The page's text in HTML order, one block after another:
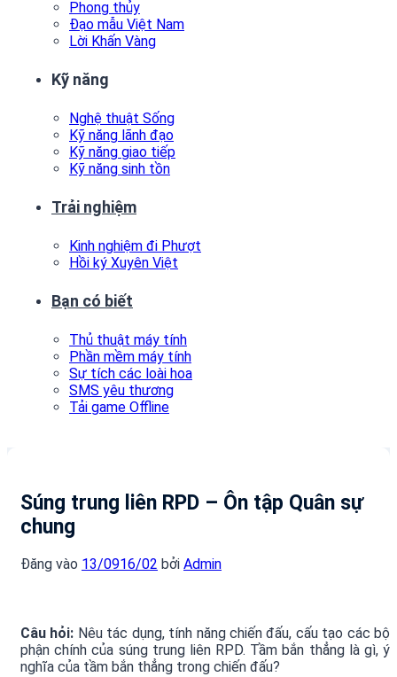
Phong thủy
Đạo mẫu Việt Nam
Lời Khấn Vàng
Kỹ năng
Nghệ thuật Sống
Kỹ năng lãnh đạo
Kỹ năng giao tiếp
Kỹ năng sinh tồn
Trải nghiệm
Kinh nghiệm đi Phượt
Hồi ký Xuyên Việt
Bạn có biết
Thủ thuật máy tính
Phần mềm máy tính
Sự tích các loài hoa
SMS yêu thương
Tải game Offline
Súng trung liên RPD – Ôn tập Quân sự
chung
Đăng vào 13/0916/02 bởi Admin
Câu hỏi: Nêu tác dụng, tính năng chiến đấu, cấu tạo các bộ
phận chính của súng trung liên RPD. Tầm bắn thẳng là gì, ý
nghĩa của tầm bắn thẳng trong chiến đấu?